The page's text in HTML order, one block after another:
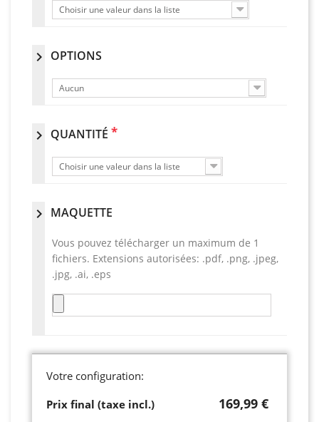
Choisir une valeur dans la liste
chevron_right OPTIONS
Aucun
chevron_right QUANTITÉ *
Choisir une valeur dans la liste
chevron_right MAQUETTE
Vous pouvez télécharger un maximum de 1
fichiers. Extensions autorisées: .pdf, .png, .jpeg,
.jpg, .ai, .eps
Votre configuration:
Prix final (taxe incl.)
169,99 €